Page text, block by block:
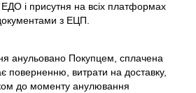
ЕДО і присутня на всіх платформах
з ЕЦП.
анульовано Покупцем, сплачена
поверненню, витрати на доставку,
до моменту анулювання